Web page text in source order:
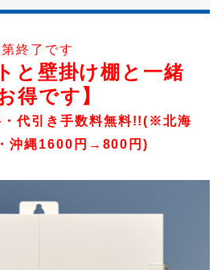
終了です
と壁掛け棚と一緒
得です】
代引き手数料無料!!(※北海
沖縄1600円→800円)